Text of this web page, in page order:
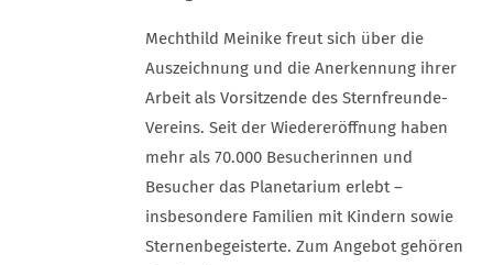
Mechthild Meinike freut sich über die
Auszeichnung und die Anerkennung ihrer
Arbeit als Vorsitzende des Sternfreunde-
Vereins. Seit der Wiedereröffnung haben
mehr als 70.000 Besucherinnen und
Besucher das Planetarium erlebt –
insbesondere Familien mit Kindern sowie
Sternenbegeisterte. Zum Angebot gehören